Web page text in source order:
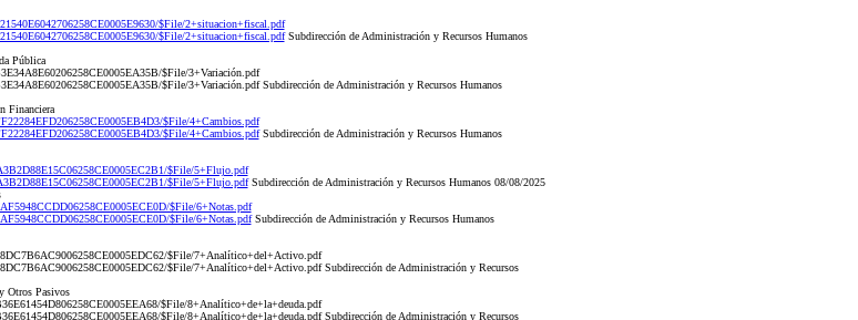
$File/2+situacion+fiscal.pdf
$File/2+situacion+fiscal.pdfSubdirección de Administración y Recursos Humanos
Pública
$File/3+Variación.pdf
$File/3+Variación.pdf Subdirección de Administración y Recursos Humanos
Financiera
$File/4+Cambios.pdf
$File/4+Cambios.pdfSubdirección de Administración y Recursos Humanos
$File/5+Flujo.pdf
$File/5+Flujo.pdfSubdirección de Administración y Recursos Humanos 08/08/2025
$File/6+Notas.pdf
$File/6+Notas.pdfSubdirección de Administración y Recursos Humanos
$File/7+Analítico+del+Activo.pdf
$File/7+Analítico+del+Activo.pdf Subdirección de Administración y Recursos
Otros Pasivos
$File/8+Analítico+de+la+deuda.pdf
$File/8+Analítico+de+la+deuda.pdf Subdirección de Administración y Recursos